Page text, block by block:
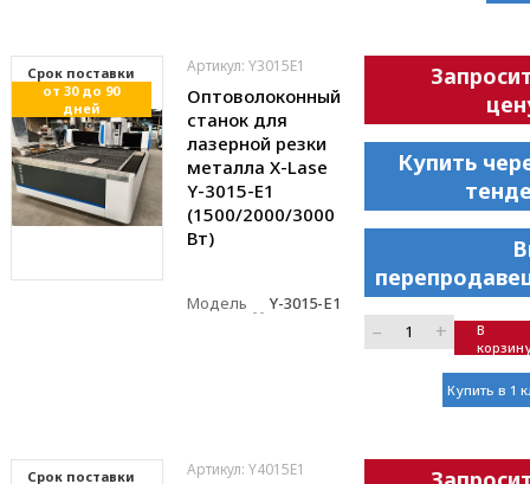
Cрок поставки
от 30 до 90
дней
Артикул: Y3015E1
Оптоволоконный
станок для
лазерной резки
металла X-Lase
Y-3015-E1
(1500/2000/3000
Вт)
Модель Y-3015-E1
Купить
– +
В
Купить в 1
Cрок поставки
Артикул: Y4015E1